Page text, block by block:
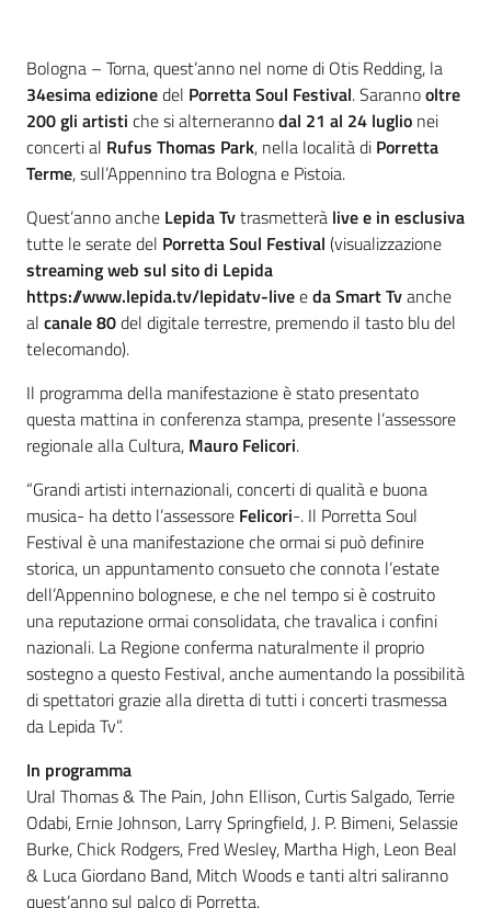
Contenuto
Bologna – Torna, quest’anno nel nome di Otis Redding, la
34esima edizionedel Porretta Soul Festival. Sarannooltre
200 gli artisti che si alternerannodal 21 al 24 luglio nei
concerti al Rufus Thomas Park, nella località di Porretta
Terme, sull’Appennino tra Bologna e Pistoia.
Quest’anno anche Lepida Tvtrasmetterà live e in esclusiva
tutte le serate del Porretta Soul Festival (visualizzazione
streaming web sul sito di Lepida
https://www.lepida.tv/lepidatv-liveeda Smart Tvanche
al canale 80del digitale terrestre, premendo il tasto blu del
telecomando).
Il programma della manifestazione è stato presentato
questa mattina in conferenza stampa, presente l’assessore
regionale alla Cultura, Mauro Felicori.
“Grandi artisti internazionali, concerti di qualità e buona
musica- ha detto l’assessore Felicori-. Il Porretta Soul
Festival è una manifestazione che ormai si può definire
storica, un appuntamento consueto che connota l’estate
dell’Appennino bolognese, e che nel tempo si è costruito
una reputazione ormai consolidata, che travalica i confini
nazionali. La Regione conferma naturalmente il proprio
sostegno a questo Festival, anche aumentando la possibilità
di spettatori grazie alla diretta di tutti i concerti trasmessa
da Lepida Tv”.
In programma
Ural Thomas & The Pain, John Ellison, Curtis Salgado, Terrie
Odabi, Ernie Johnson, Larry Springfield, J. P. Bimeni, Selassie
Burke, Chick Rodgers, Fred Wesley, Martha High, Leon Beal
& Luca Giordano Band, Mitch Woods e tanti altri saliranno
quest’anno sul palco di Porretta.